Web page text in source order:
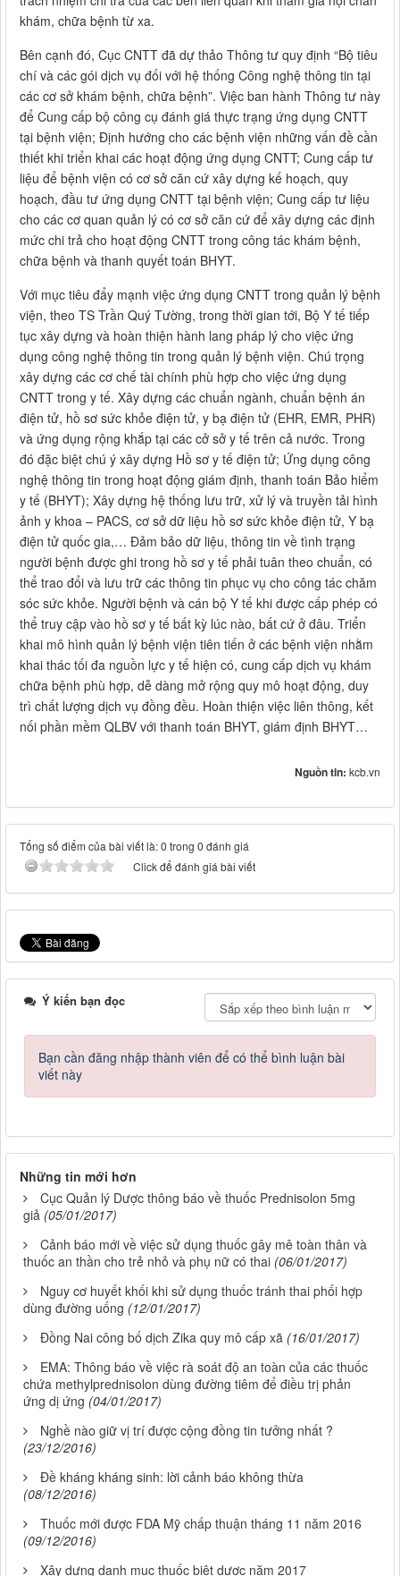
khám, chữa bệnh từ xa.
Bên cạnh đó, Cục CNTT đã dự thảo Thông tư quy định “Bộ tiêu
chí và các gói dịch vụ đối với hệ thống Công nghệ thông tin tại
các cơ sở khám bệnh, chữa bệnh”. Việc ban hành Thông tư này
để Cung cấp bộ công cụ đánh giá thực trạng ứng dụng CNTT
tại bệnh viện; Định hướng cho các bệnh viện những vấn đề cần
thiết khi triển khai các hoạt động ứng dụng CNTT; Cung cấp tư
liệu để bệnh viện có cơ sở căn cứ xây dựng kế hoạch, quy
hoạch, đầu tư ứng dụng CNTT tại bệnh viện; Cung cấp tư liệu
cho các cơ quan quản lý có cơ sở căn cứ để xây dựng các định
mức chi trả cho hoạt động CNTT trong công tác khám bệnh,
chữa bệnh và thanh quyết toán BHYT.
Với mục tiêu đẩy mạnh việc ứng dụng CNTT trong quản lý bệnh
viện, theo TS Trần Quý Tường, trong thời gian tới, Bộ Y tế tiếp
tục xây dựng và hoàn thiện hành lang pháp lý cho việc ứng
dụng công nghệ thông tin trong quản lý bệnh viện. Chú trọng
xây dựng các cơ chế tài chính phù hợp cho việc ứng dụng
CNTT trong y tế. Xây dựng các chuẩn ngành, chuẩn bệnh án
điện tử, hồ sơ sức khỏe điện tử, y bạ điện tử (EHR, EMR, PHR)
và ứng dụng rộng khắp tại các cở sở y tế trên cả nước. Trong
đó đặc biệt chú ý xây dựng Hồ sơ y tế điện tử; Ứng dụng công
nghệ thông tin trong hoạt động giám định, thanh toán Bảo hiểm
y tế (BHYT); Xây dựng hệ thống lưu trữ, xử lý và truyền tải hình
ảnh y khoa – PACS, cơ sở dữ liệu hồ sơ sức khỏe điện tử, Y bạ
điện tử quốc gia,… Đảm bảo dữ liệu, thông tin về tình trạng
người bệnh được ghi trong hồ sơ y tế phải tuân theo chuẩn, có
thể trao đổi và lưu trữ các thông tin phục vụ cho công tác chăm
sóc sức khỏe. Người bệnh và cán bộ Y tế khi được cấp phép có
thể truy cập vào hồ sơ y tế bất kỳ lúc nào, bất cứ ở đâu. Triển
khai mô hình quản lý bệnh viện tiên tiến ở các bệnh viện nhằm
khai thác tối đa nguồn lực y tế hiện có, cung cấp dịch vụ khám
chữa bệnh phù hợp, dễ dàng mở rộng quy mô hoạt động, duy
trì chất lượng dịch vụ đồng đều. Hoàn thiện việc liên thông, kết
nối phần mềm QLBV với thanh toán BHYT, giám định BHYT…
Nguồn tin: kcb.vn
Tổng số điểm của bài viết là: 0 trong 0 đánh giá
Click để đánh giá bài viết
Ý kiến bạn đọc
Bạn cần đăng nhập thành viên để có thể bình luận bài
viết này
Những tin mới hơn
Cục Quản lý Dược thông báo về thuốc Prednisolon 5mg
giả (05/01/2017)
Cảnh báo mới về việc sử dụng thuốc gây mê toàn thân và
thuốc an thần cho trẻ nhỏ và phụ nữ có thai (06/01/2017)
Nguy cơ huyết khối khi sử dụng thuốc tránh thai phối hợp
dùng đường uống (12/01/2017)
Đồng Nai công bố dịch Zika quy mô cấp xã (16/01/2017)
EMA: Thông báo về việc rà soát độ an toàn của các thuốc
chứa methylprednisolon dùng đường tiêm để điều trị phản
ứng dị ứng (04/01/2017)
Nghề nào giữ vị trí được cộng đồng tin tưởng nhất ?
(23/12/2016)
Đề kháng kháng sinh: lời cảnh báo không thừa
(08/12/2016)
Thuốc mới được FDA Mỹ chấp thuận tháng 11 năm 2016
(09/12/2016)
Xây dựng danh mục thuốc biệt dược năm 2017